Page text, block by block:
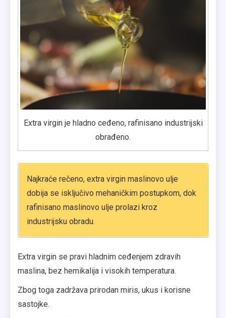
Extra virgin je hladno ceđeno, rafinisano industrijski
obrađeno.
Najkraće rečeno, extra virgin maslinovo ulje
dobija se isključivo mehaničkim postupkom, dok
rafinisano maslinovo ulje prolazi kroz
industrijsku obradu.
Extra virgin se pravi hladnim ceđenjem zdravih
maslina, bez hemikalija i visokih temperatura.
Zbog toga zadržava prirodan miris, ukus i korisne
sastojke.